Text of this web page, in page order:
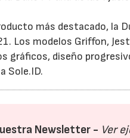
más destacado, la
Los modelos Griffon,
gráficos, diseño
Sole.ID.
Newsletter - Ver